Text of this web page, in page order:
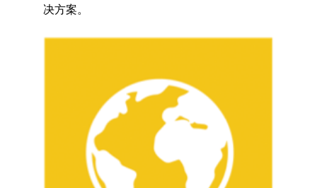
决方案。